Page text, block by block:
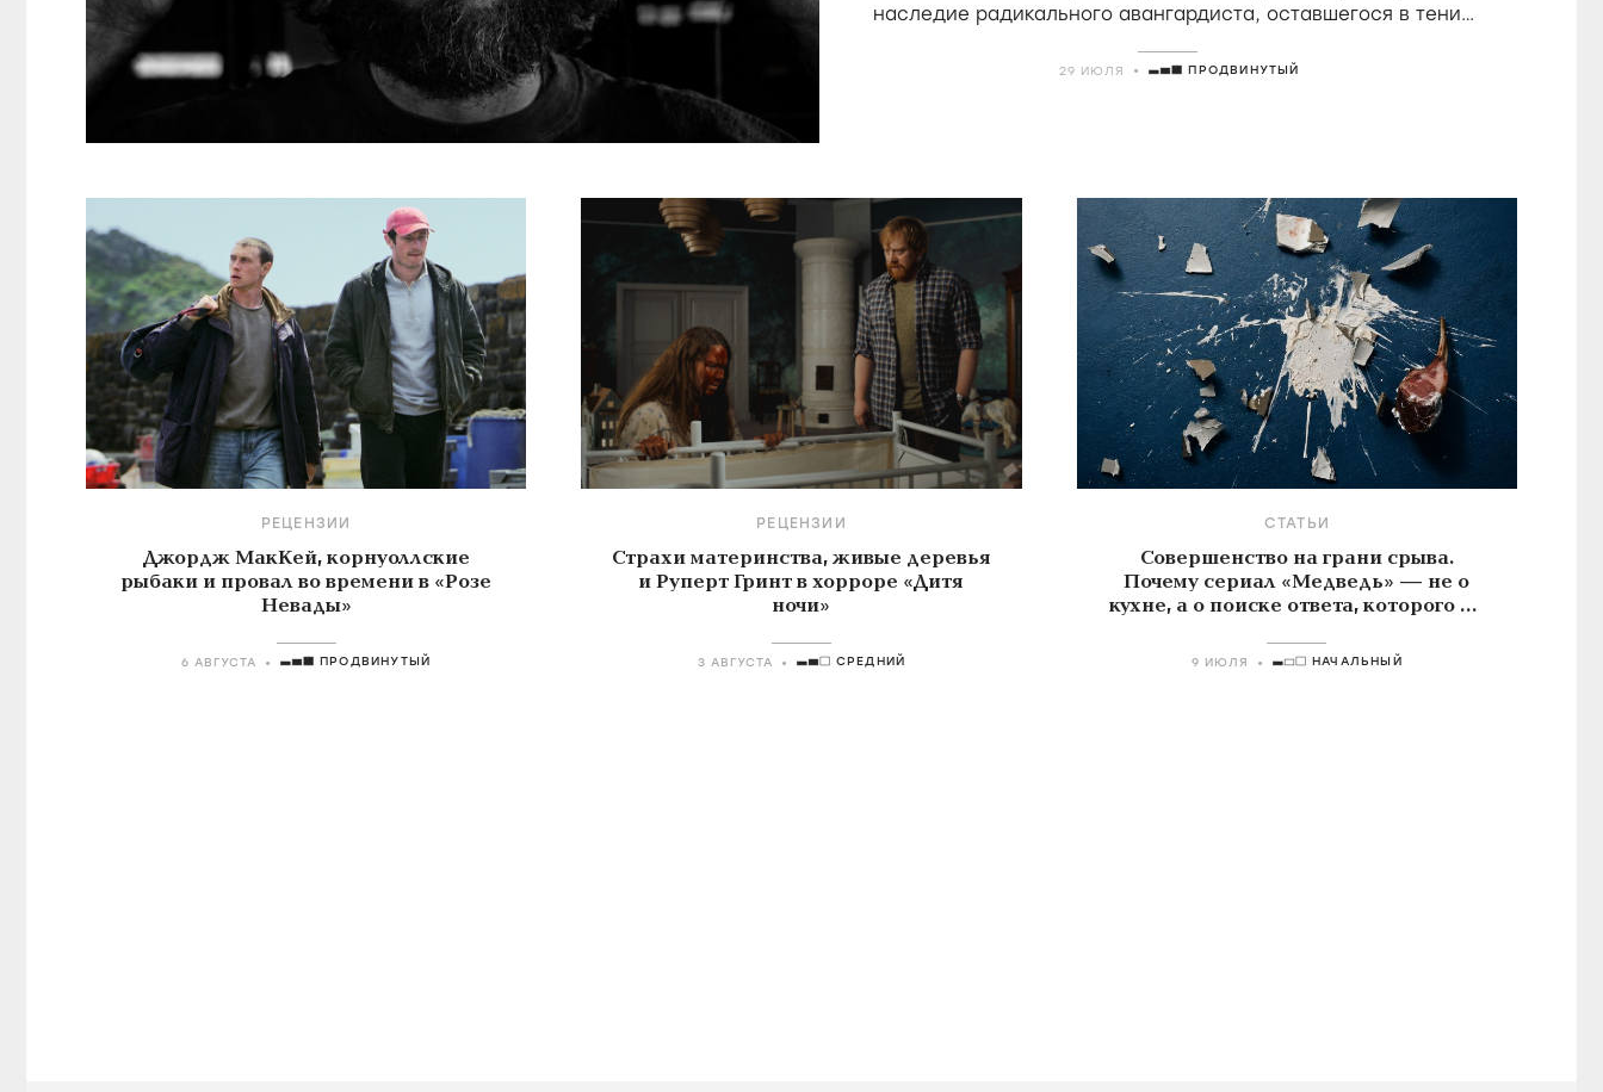
наследие радикального авангардиста, оставшегося в тени
29 ИЮЛЯ ПРОДВИНУТЫЙ
РЕЦЕНЗИИ
Джордж МакКей, корнуоллские
рыбаки и провал во времени в «Розе
Невады»
6 АВГУСТА ПРОДВИНУТЫЙ
РЕЦЕНЗИИ
Страхи материнства, живые деревья
и Руперт Гринт в хорроре «Дитя
ночи»
3 АВГУСТА СРЕДНИЙ
СТАТЬИ
Совершенство на грани срыва.
Почему сериал «Медведь» — не о
кухне, а о поиске ответа, которого не
9 ИЮЛЯ НАЧАЛЬНЫЙ